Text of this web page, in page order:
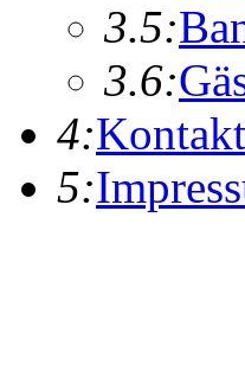
3.5:
3.6:
4:Kontakt
5: